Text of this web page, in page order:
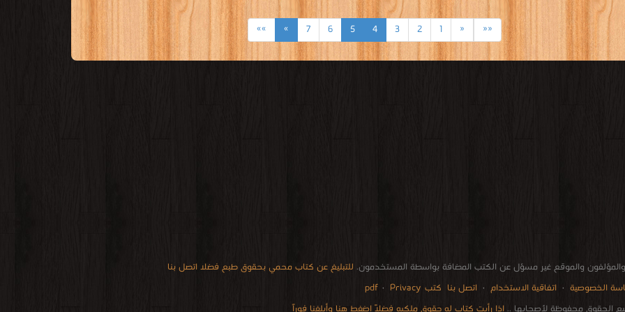
««
«
1
2
3
4
5
6
7
»
»»
والموقع غير مسؤل عن الكتب المضافة بواسطة المستخدمون. للتبليغ عن كتاب محمي بحقوق طبع فضلا اتصل بنا
الخصوصية · اتفاقية الاستخدام · اتصل بنا كتب pdf · Privacy